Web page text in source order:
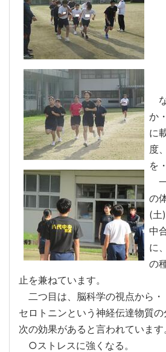
か
に
度
を
の
(土
中
に
の
止を兼ねています。
二つ目は、脳科学の視点から・
セロトニンという神経伝達物質の
次の効果があると言われています
○ストレスに強くなる。